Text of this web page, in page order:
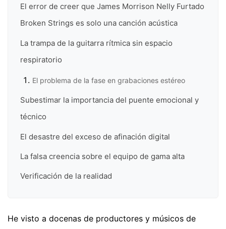
El error de creer que James Morrison Nelly Furtado
Broken Strings es solo una canción acústica
La trampa de la guitarra rítmica sin espacio
respiratorio
El problema de la fase en grabaciones estéreo
Subestimar la importancia del puente emocional y
técnico
El desastre del exceso de afinación digital
La falsa creencia sobre el equipo de gama alta
Verificación de la realidad
He visto a docenas de productores y músicos de